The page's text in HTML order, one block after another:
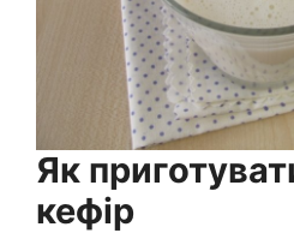
Як
кефір